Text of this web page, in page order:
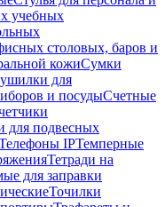
учебных
столовых, баров и
кожиСумки
для
и посудыСчетные
для подвесных
IPТемперные
Тетради на
для заправки
Точилки